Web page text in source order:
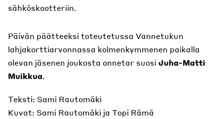
sähköskootteriin.
Päivän päätteeksi toteutetussa Vannetukun
lahjakorttiarvonnassa kolmenkymmenen paikalla
olevan jäsenen joukosta onnetar suosi Juha-Matti
Muikkua.
Teksti: Sami Rautomäki
Kuvat: Sami Rautomäki ja Topi Rämä